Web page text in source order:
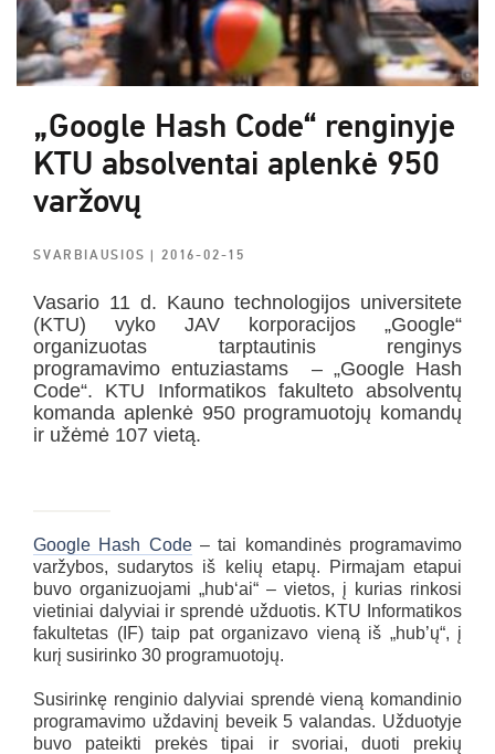
„Google Hash Code“ renginyje
KTU absolventai aplenkė 950
varžovų
SVARBIAUSIOS| 2016-02-15
Vasario 11 d. Kauno technologijos universitete
(KTU) vyko JAV korporacijos „Google“
organizuotas tarptautinis renginys
programavimo entuziastams – „Google Hash
Code“. KTU Informatikos fakulteto absolventų
komanda aplenkė 950 programuotojų komandų
ir užėmė 107 vietą.
Google Hash Code– tai komandinės programavimo
varžybos, sudarytos iš kelių etapų. Pirmajam etapui
buvo organizuojami „hub‘ai“ – vietos, į kurias rinkosi
vietiniai dalyviai ir sprendė užduotis. KTU Informatikos
fakultetas (IF) taip pat organizavo vieną iš „hub’ų“, į
kurį susirinko 30 programuotojų.
Susirinkę renginio dalyviai sprendė vieną komandinio
programavimo uždavinį beveik 5 valandas. Užduotyje
buvo pateikti prekės tipai ir svoriai, duoti prekių